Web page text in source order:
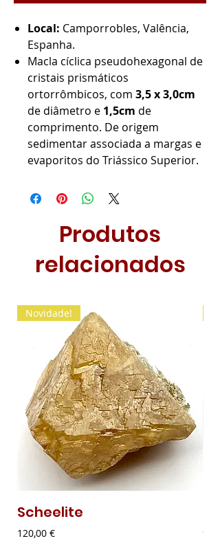
Local: Camporrobles, Valência,
Espanha.
Macla cíclica pseudohexagonal de
cristais prismáticos
ortorrômbicos, com 3,5 x 3,0cm
de diâmetro e 1,5cm de
comprimento. De origem
sedimentar associada a margas e
evaporitos do Triássico Superior.
Produtos
relacionados
Novidade!
Scheelite
Preço
120,00 € 9,00